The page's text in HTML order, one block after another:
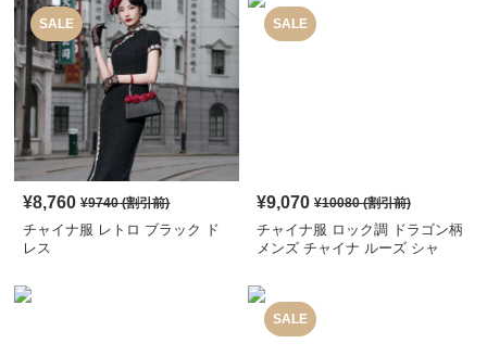
SALE
¥8,760 ¥9740(割引前)
チャイナ服 レトロ ブラック ド
レス
SALE
¥9,070 ¥10080(割引前)
チャイナ服 ロック調 ドラゴン柄
メンズ チャイナ ルーズ シャ
SALE